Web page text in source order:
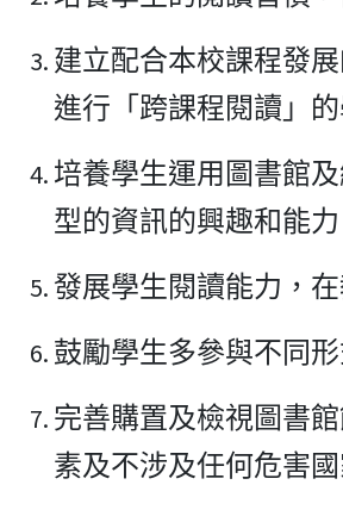
建立配合本校課程發
進行「跨課程閱讀」的
培養學生運用圖書館
型的資訊的興趣和能力
發展學生閱讀能力，
鼓勵學生多參與不同
完善購置及檢視圖書
素及不涉及任何危害